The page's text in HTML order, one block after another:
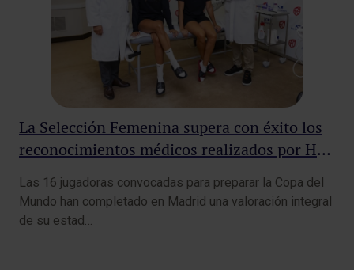
La Selección Femenina supera con éxito los
reconocimientos médicos realizados por HM
Las 16 jugadoras convocadas para preparar la Copa del
Mundo han completado en Madrid una valoración integral
de su estad…